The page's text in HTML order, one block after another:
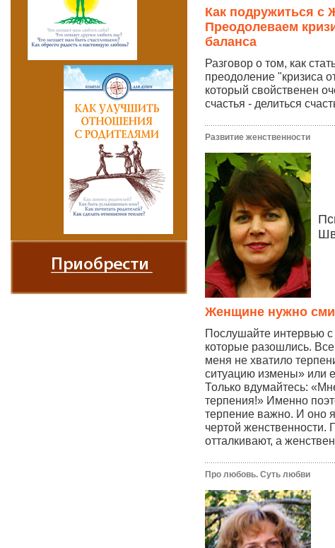
Как подружиться с
Преодолеваем
баланса
Разговор о том, как
преодоление "кризиса
который свойственен
счастья - делиться
Развитие женственности
Женщине нужно
Послушайте интервью
которые разошлись.
меня не хватило
ситуацию измены» или
Только вдумайтесь:
терпения!» Именно
терпение важно. И оно
чертой женственности.
отталкивают, а
Про любовь. Суть любви